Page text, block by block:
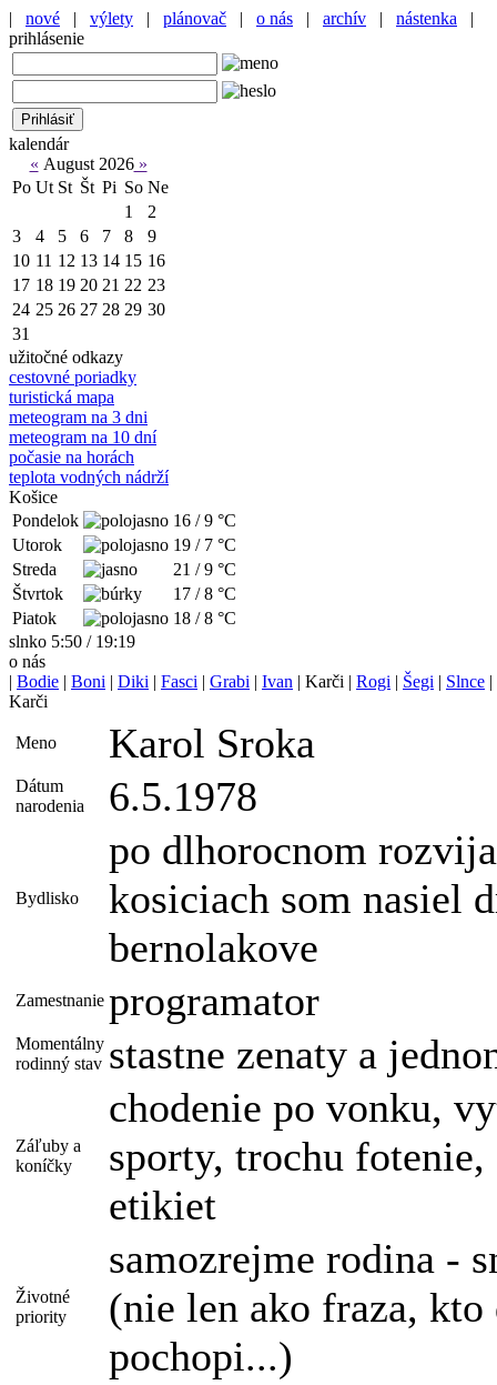
| nové | výlety | plánovač | o nás | archív | nástenka
|
prihlásenie
kalendár
« August 2026»
Po Ut St Št Pi So Ne
1
2
3
4 5 6 7 8
9
10 11 12 13 14 15 16
17 18 19 20 21 22 23
24 25 26 27 28 29 30
31
užitočné odkazy
cestovné poriadky
turistická mapa
meteogram na 3 dni
meteogram na 10 dní
počasie na horách
teplota vodných nádrží
Košice
Pondelok
16 / 9 °C
Utorok
19 / 7 °C
Streda
21 / 9 °C
Štvrtok
17 / 8 °C
Piatok
18 / 8 °C
slnko 5:50 / 19:19
o nás
| Bodie | Boni | Diki | Fasci | Grabi | Ivan | Karči | Rogi | Šegi | Slnce |
Karči
Meno Karol Sroka
Dátum
narodenia
6.5.1978
Bydlisko
po dlhorocnom
kosiciach som nasiel
bernolakove
Zamestnanie programator
Momentálny
rodinný stav stastne zenaty a
Záľuby a
koníčky
chodenie po vonku,
sporty, trochu
etikiet
Životné
priority
samozrejme rodina -
(nie len ako fraza, kto
pochopi...)